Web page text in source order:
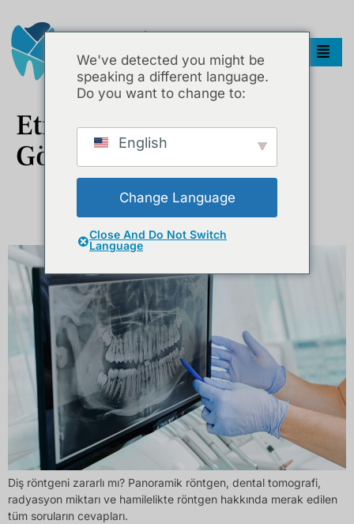
Etiket:Ağız Ve Diş
Görüntüleme
Diş Röntgeni Zararlı Mı? Panoramik Röntgen Ve Dental
Diş röntgeni zararlı mı? Panoramik röntgen, dental tomografi,
radyasyon miktarı ve hamilelikte röntgen hakkında merak edilen
tüm soruların cevapları.
We've detected you might be
speaking a different language.
Do you want to change to:
English
Change Language
Close And Do Not Switch
Language